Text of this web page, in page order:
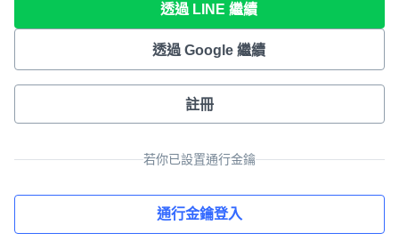
透過 LINE 繼續
透過 Google 繼續
註冊
若你已設置通行金鑰
通行金鑰登入